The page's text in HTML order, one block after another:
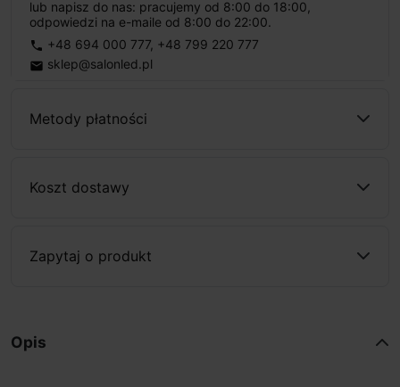
lub napisz do nas: pracujemy od 8:00 do 18:00,
odpowiedzi na e-maile od 8:00 do 22:00.
phone +48 694 000 777, +48 799 220 777
email sklep@salonled.pl
Metody płatności
Koszt dostawy
Zapytaj o produkt
Opis